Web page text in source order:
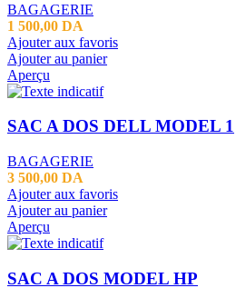
BAGAGERIE
1 500,00 DA
Ajouter aux favoris
Ajouter au panier
Aperçu
SAC A DOS DELL MODEL 1
BAGAGERIE
3 500,00 DA
Ajouter aux favoris
Ajouter au panier
Aperçu
SAC A DOS MODEL HP